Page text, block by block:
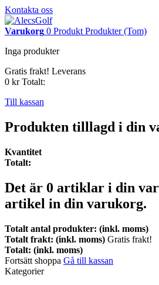
Kontakta oss
Varukorg 0 Produkt Produkter (Tom)
Inga produkter
Gratis frakt! Leverans
0 kr Totalt:
Till kassan
Produkten tilllagd i din
Kvantitet
Totalt:
Det är 0 artiklar i din
artikel in din varukorg.
Totalt antal produkter: (inkl. moms)
Totalt frakt: (inkl. moms) Gratis frakt!
Totalt: (inkl. moms)
Fortsätt shoppa Gå till kassan
Kategorier